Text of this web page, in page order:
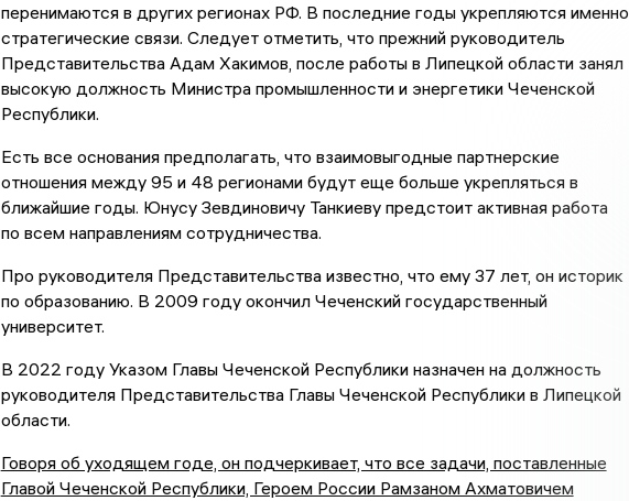
перенимаются в других регионах РФ. В последние годы укрепляются именно
стратегические связи. Следует отметить, что прежний руководитель
Представительства Адам Хакимов, после работы в Липецкой области занял
высокую должность Министра промышленности и энергетики Чеченской
Республики.
Есть все основания предполагать, что взаимовыгодные партнерские
отношения между 95 и 48 регионами будут еще больше укрепляться в
ближайшие годы. Юнусу Зевдиновичу Танкиеву предстоит активная работа
по всем направлениям сотрудничества.
Про руководителя Представительства известно, что ему 37 лет, он историк
по образованию. В 2009 году окончил Чеченский государственный
университет.
В 2022 году Указом Главы Чеченской Республики назначен на должность
руководителя Представительства Главы Чеченской Республики в Липецкой
области.
Говоря об уходящем годе, он подчеркивает, что все задачи, поставленные
Главой Чеченской Республики, Героем России Рамзаном Ахматовичем